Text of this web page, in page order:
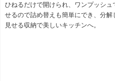
ひねるだけで開けられ、ワンプッシ
せるので詰め替えも簡単にでき、分解
見せる収納で美しいキッチンへ。